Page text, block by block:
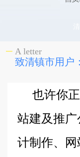
A letter
致清镇市用户：
也许你正
站建及推
计制作、